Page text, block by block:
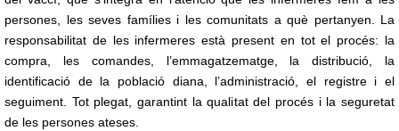
persones, les seves famílies i les comunitats a què pertanyen. La
responsabilitat de les infermeres està present en tot el procés: la
compra, les comandes, l’emmagatzematge, la distribució, la
identificació de la població diana, l’administració, el registre i el
seguiment. Tot plegat, garantint la qualitat del procés i la seguretat
de les persones ateses.